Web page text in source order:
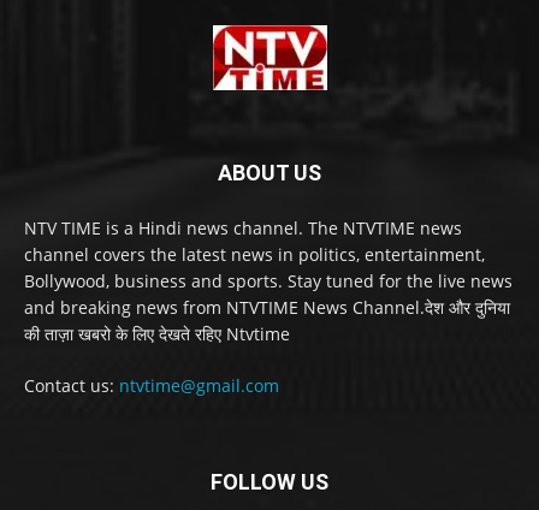
ABOUT US
NTV TIME is a Hindi news channel. The NTVTIME news
channel covers the latest news in politics, entertainment,
Bollywood, business and sports. Stay tuned for the live news
and breaking news from NTVTIME News Channel.देश और दुनिया
की ताज़ा खबरो के लिए देखते रहिए Ntvtime
Contact us: ntvtime@gmail.com
FOLLOW US